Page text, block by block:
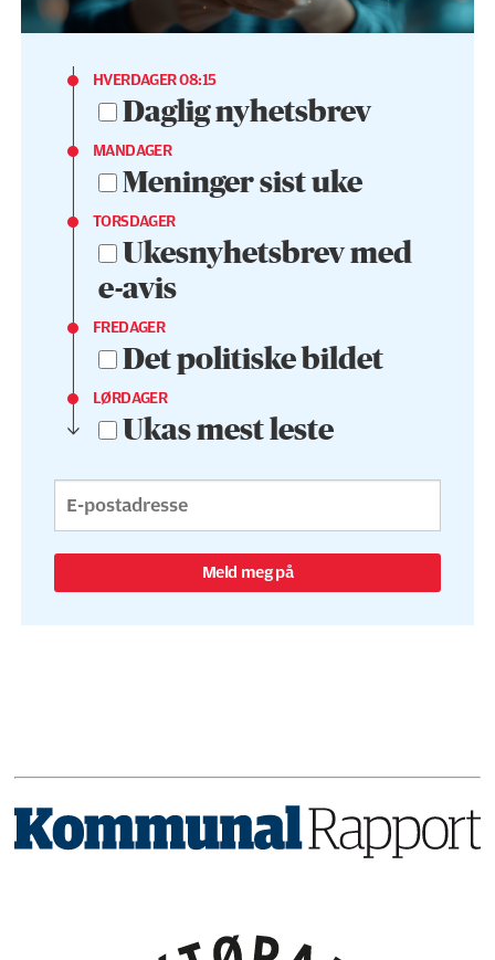
HVERDAGER 08:15
Daglig nyhetsbrev
MANDAGER
Meninger sist uke
TORSDAGER
Ukesnyhetsbrev med
e-avis
FREDAGER
Det politiske bildet
LØRDAGER
Ukas mest leste
Meld meg på